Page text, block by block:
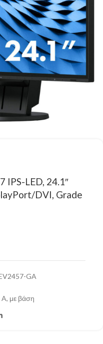
IPS-LED, 24.1″
DVI, Grade
GA
A, με βάση